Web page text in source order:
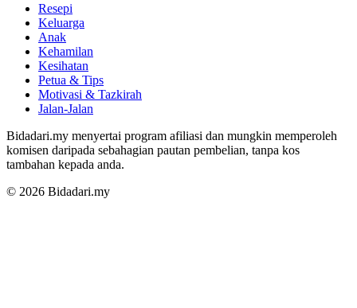
Resepi
Keluarga
Anak
Kehamilan
Kesihatan
Petua & Tips
Motivasi & Tazkirah
Jalan-Jalan
Bidadari.my menyertai program afiliasi dan mungkin memperoleh
komisen daripada sebahagian pautan pembelian, tanpa kos
tambahan kepada anda.
© 2026 Bidadari.my